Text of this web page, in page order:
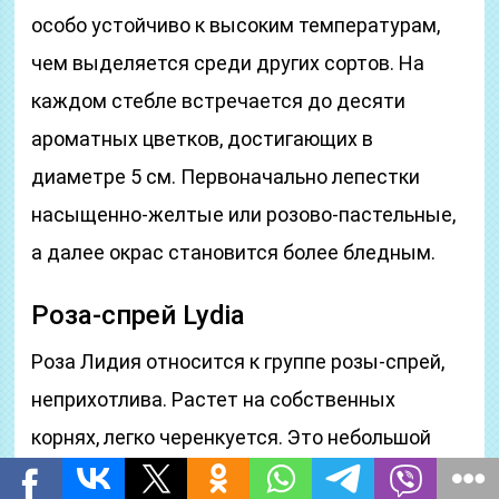
особо устойчиво к высоким температурам,
чем выделяется среди других сортов. На
каждом стебле встречается до десяти
ароматных цветков, достигающих в
диаметре 5 см. Первоначально лепестки
насыщенно-желтые или розово-пастельные,
а далее окрас становится более бледным.
Роза-спрей Lydia
Роза Лидия относится к группе розы-спрей,
неприхотлива. Растет на собственных
корнях, легко черенкуется. Это небольшой
кустик высотой до 70 см и шириной около 45